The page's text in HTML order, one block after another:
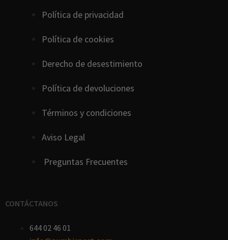
Política de privacidad
Política de cookies
Derecho de desestimiento
Política de devoluciones
Términos y condiciones
Aviso Legal
Preguntas Frecuentes
CONTÁCTANOS
644 02 46 01